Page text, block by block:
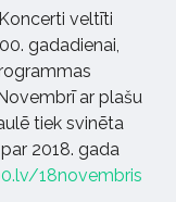
veltīti
gadadienai,
ar plašu
tiek svinēta
2018. gada
18novembris